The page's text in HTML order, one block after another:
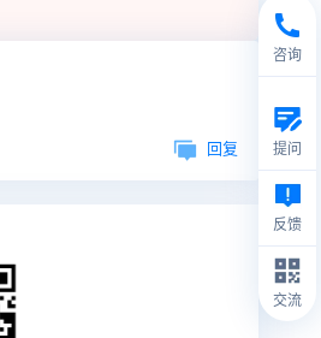
回复
咨询
提问
反馈
交流